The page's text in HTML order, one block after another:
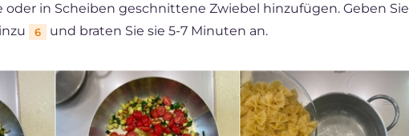
oder in Scheiben geschnittene Zwiebel hinzufügen. Geben Sie
6 und braten Sie sie 5-7 Minuten an.